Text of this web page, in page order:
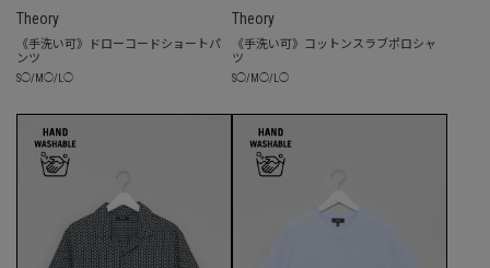
Theory
《手洗い可》ドローコードショートパ
ンツ
S◯/ M ◯/ ◯
Theory
《手洗い可》コットンスラブポロシャ
ツ
S◯/ M ◯/ ◯